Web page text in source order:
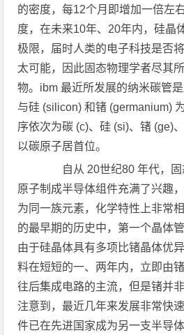
的密度，每12个月即增加一倍左
度，在未来10年、20年内，硅晶
极限，届时人类的电子科技是否
太可能，因此固态物理学者尽其
物。ibm 最近所发展的纳米碳管
与硅 (silicon) 和锗 (germanium)
序依次为碳 (c)、硅 (si)、锗 (ge)
以碳原子居首位。
自从 20世纪80 年代，固
原子制成半导体组件充满了兴趣
为同一族元素，化学特性上非常
的最早期的历史中，第一个晶体
由于硅晶体具有多项比锗晶体优
料在短短的一、两年内，立即由
往后集成电路的主流，但是锗并
注意到，最近几年来发展非常快
件已在先进国家成为另一支半导